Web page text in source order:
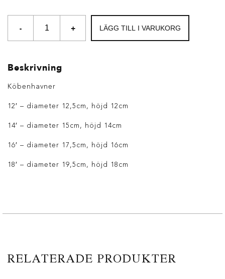
- + LÄGG TILL I VARUKORG
Beskrivning
Köbenhavner
12′ – diameter 12,5cm, höjd 12cm
14′ – diameter 15cm, höjd 14cm
16′ – diameter 17,5cm, höjd 16cm
18′ – diameter 19,5cm, höjd 18cm
RELATERADE PRODUKTER